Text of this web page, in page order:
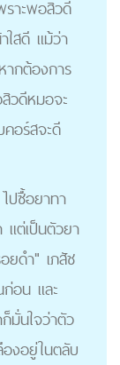
ราะพอสิวดี
ใสดี แม้ว่า
กต้องการ
วดีหมอจะ
อร์สจะดี
ปซื้อยาทา
แต่เป็นตัวยา
ยดำ" เภสัช
อน และ
มั่นใจว่าตัว
องอยู่ในตลับ